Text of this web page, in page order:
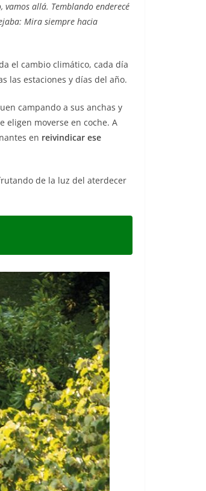
vamos allá. Temblando enderecé
Mira siempre hacia
el cambio climático, cada día
las estaciones y días del año.
campando a sus anchas y
eligen moverse en coche. A
en reivindicar ese
de la luz del aterdecer